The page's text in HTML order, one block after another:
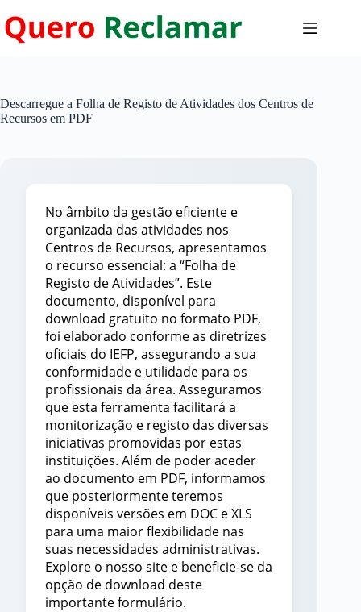
para
o
Descarregue a Folha de Registo de Atividades dos Centros de
Recursos em PDF
No âmbito da gestão eficiente e
organizada das atividades nos
Centros de Recursos, apresentamos
o recurso essencial: a “Folha de
Registo de Atividades”. Este
documento, disponível para
download gratuito no formato PDF,
foi elaborado conforme as diretrizes
oficiais do IEFP, assegurando a sua
conformidade e utilidade para os
profissionais da área. Asseguramos
que esta ferramenta facilitará a
monitorização e registo das diversas
iniciativas promovidas por estas
instituições. Além de poder aceder
ao documento em PDF, informamos
que posteriormente teremos
disponíveis versões em DOC e XLS
para uma maior flexibilidade nas
suas necessidades administrativas.
Explore o nosso site e beneficie-se da
opção de download deste
importante formulário.